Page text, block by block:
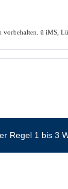
vorbehalten. ü iMS,
Regel 1 bis 3